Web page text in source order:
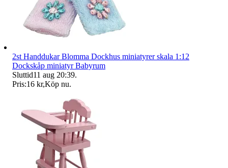
2st Handdukar Blomma Dockhus miniatyrer skala 1:12
Dockskåp miniatyr Babyrum
Sluttid11 aug 20:39.
Pris:16 kr,Köp nu.